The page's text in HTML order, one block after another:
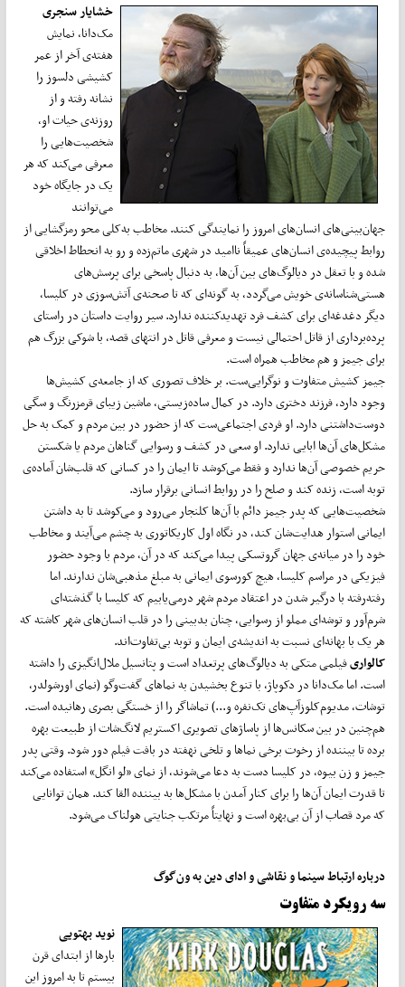
خشایار سنجری
مک‌دانا، نمایش
هفته‌ی آخر از عمر
کشیشی دلسوز را
نشانه رفته و از
روزنه‌ی حیات او،
شخصیت‌هایی را
معرفی می‌کند که هر
یک در جایگاه خود
می‌توانند
جهان‌بینی‌های انسان‌های امروز را نمایندگی کنند. مخاطب به‌کلی محو رمزگشایی از
روابط پیچیده‌ی انسان‌های عمیقاً ناامید در شهری ماتم‌زده و رو به انحطاط اخلاقی
شده و با تعقل در دیالوگ‌های بین آن‌ها، به دنبال پاسخی برای پرسش‌های
هستی‌شناسانه‌ی خویش می‌گردد، به گونه‌ای که تا صحنه‌ی آتش‌سوزی در کلیسا،
دیگر دغدغه‌ای برای کشف فرد تهدیدکننده ندارد. سیر روایت داستان در راستای
پرده‌برداری از قاتل احتمالی نیست و معرفی قاتل در انتهای قصه، با شوکی بزرگ هم
برای جیمز و هم مخاطب همراه است.
جیمز کشیش متفاوت و نوگرایی‌ست. بر خلاف تصوری که از جامعه‌ی کشیش‌ها
وجود دارد، فرزند دختری دارد. در کمال ساده‌زیستی، ماشین زیبای قرمزرنگ و سگی
دوست‌داشتنی دارد. او فردی اجتماعی‌ست که از حضور در بین مردم و کمک به حل
مشکل‌های آن‌ها ابایی ندارد. او سعی در کشف و رسوایی گناهان مردم یا شکستن
حریم خصوصی آن‌ها ندارد و فقط می‌کوشد تا ایمان را در کسانی که قلب‌شان آماده‌ی
توبه است، زنده کند و صلح را در روابط انسانی برقرار سازد.
شخصیت‌هایی که پدر جیمز دائم با آن‌ها کلنجار می‌رود و می‌کوشد تا به داشتن
ایمانی استوار هدایت‌شان کند، در نگاه اول کاریکاتوری به چشم می‌آیند و مخاطب
خود را در میانه‌ی جهان گروتسکی پیدا می‌کند که در آن، مردم با وجود حضور
فیزیکی در مراسم کلیسا، هیچ کورسوی ایمانی به مبلغ مذهبی‌شان ندارند. اما
رفته‌رفته با درگیر شدن در اعتقاد مردم شهر درمی‌یابیم که کلیسا با گذشته‌ای
شرم‌آور و توشه‌ای مملو از رسوایی، چنان بدبینی را در قلب انسان‌های شهر کاشته که
هر یک با بهانه‌ای نسبت به اندیشه‌ی ایمان و توبه بی‌تفاوت‌اند.
کالواریفیلمی متکی به دیالوگ‌های پرتعداد است و پتانسیل ملال‌انگیزی را داشته
است. اما مک‌دانا در دکوپاژ، با تنوع بخشیدن به نماهای گفت‌وگو (نمای اورشولدر،
توشات، مدیوم‌کلوزآپ‌های تک‌نفره و...) تماشاگر را از خستگی بصری رهانیده است.
هم‌چنین در بین سکانس‌ها از پاساژهای تصویری اکستریم لانگ‌شات از طبیعت بهره
برده تا بیننده از رخوت برخی نماها و تلخی نهفته در بافت فیلم دور شود. وقتی پدر
جیمز و زن بیوه، در کلیسا دست به دعا می‌شوند، از نمای «لو انگل» استفاده می‌کند
تا قدرت ایمان آن‌ها را برای کنار آمدن با مشکل‌ها به بیننده القا کند. همان توانایی
که مرد قصاب از آن بی‌بهره است و نهایتاً مرتکب جنایتی هولناک می‌شود.
درباره ارتباط سینما و نقاشی و ادای دین به ون‌گوگ
سه رویکرد متفاوت
نوید بهتویی
بارها از ابتدای قرن
بیستم تا به امروز این